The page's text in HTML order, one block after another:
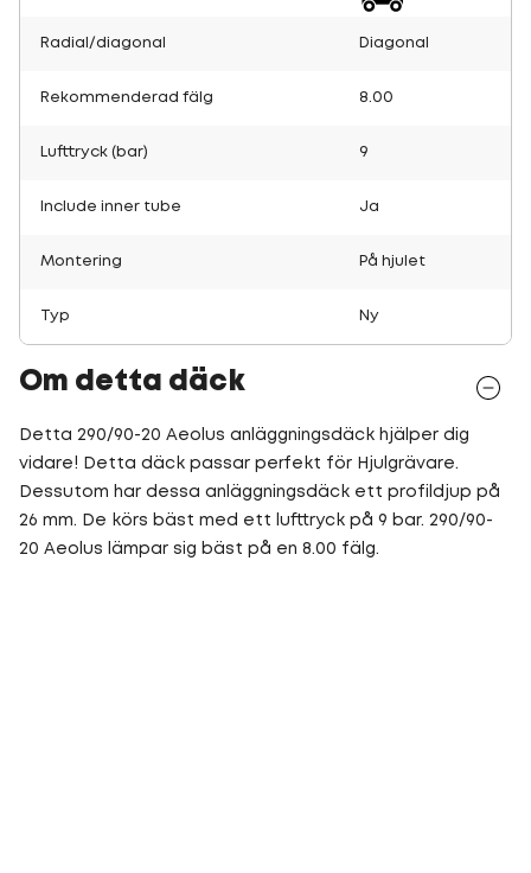
Radial/diagonal Diagonal
Rekommenderad fälg 8.00
Lufttryck (bar) 9
Include inner tube Ja
Montering På hjulet
Typ Ny
Om detta däck
Detta 290/90-20 Aeolus anläggningsdäck hjälper dig
vidare! Detta däck passar perfekt för Hjulgrävare.
Dessutom har dessa anläggningsdäck ett profildjup på
26 mm. De körs bäst med ett lufttryck på 9 bar. 290/90-
20 Aeolus lämpar sig bäst på en 8.00 fälg.